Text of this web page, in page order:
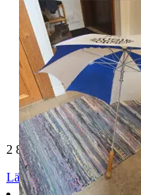
2 808 omdömen
Läs omdömen Följ